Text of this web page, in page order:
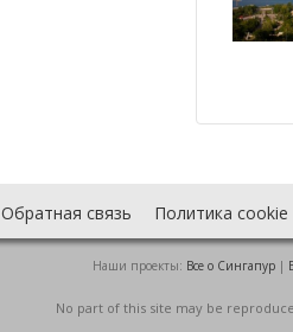
Обратная связь Политика cookie
Наши проекты: Все о Cингапур |
No part of this site may be